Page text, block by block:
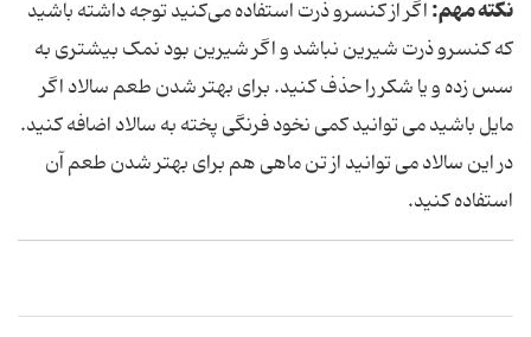
نکته مهم:اگر از کنسرو ذرت استفاده می‌کنید توجه داشته باشید
که کنسرو ذرت شیرین نباشد و اگر شیرین بود نمک بیشتری به
سس زده و یا شکر را حذف کنید. برای بهتر شدن طعم سالاد اگر
مایل باشید می توانید کمی نخود فرنگی پخته به سالاد اضافه کنید.
در این سالاد می توانید از تن ماهی هم برای بهتر شدن طعم آن
استفاده کنید.